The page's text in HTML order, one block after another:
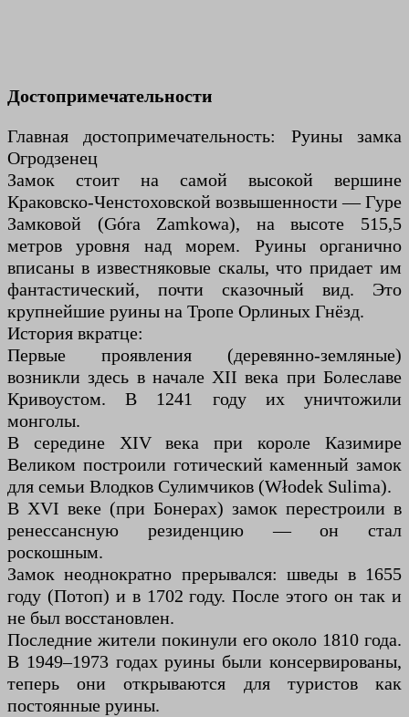
Достопримечательности
Главная достопримечательность: Руины замка
Огродзенец
Замок стоит на самой высокой вершине
Краковско-Ченстоховской возвышенности — Гуре
Замковой (Góra Zamkowa), на высоте 515,5
метров уровня над морем. Руины органично
вписаны в известняковые скалы, что придает им
фантастический, почти сказочный вид. Это
крупнейшие руины на Тропе Орлиных Гнёзд.
История вкратце:
Первые проявления (деревянно-земляные)
возникли здесь в начале XII века при Болеславе
Кривоустом. В 1241 году их уничтожили
монголы.
В середине XIV века при короле Казимире
Великом построили готический каменный замок
для семьи Влодков Сулимчиков (Włodek Sulima).
В XVI веке (при Бонерах) замок перестроили в
ренессансную резиденцию — он стал
роскошным.
Замок неоднократно прерывался: шведы в 1655
году (Потоп) и в 1702 году. После этого он так и
не был восстановлен.
Последние жители покинули его около 1810 года.
В 1949–1973 годах руины были консервированы,
теперь они открываются для туристов как
постоянные руины.